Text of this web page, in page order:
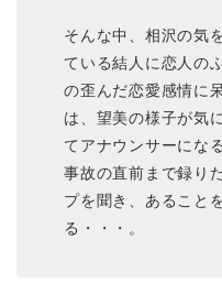
そんな中、相沢の気
ている結人に恋人の
の歪んだ恋愛感情に
は、望美の様子が気
てアナウンサーにな
事故の直前まで録り
プを聞き、あること
る・・・。